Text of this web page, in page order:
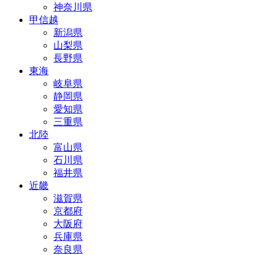
神奈川県
甲信越
新潟県
山梨県
長野県
東海
岐阜県
静岡県
愛知県
三重県
北陸
富山県
石川県
福井県
近畿
滋賀県
京都府
大阪府
兵庫県
奈良県